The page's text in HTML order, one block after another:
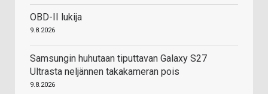
OBD-II lukija
9.8.2026
Samsungin huhutaan tiputtavan Galaxy S27
Ultrasta neljännen takakameran pois
9.8.2026